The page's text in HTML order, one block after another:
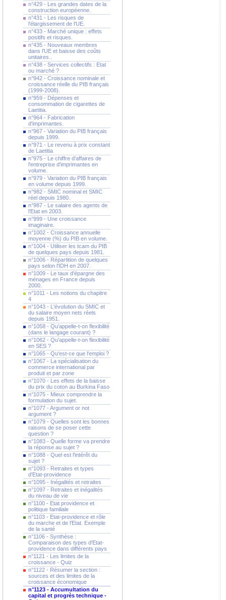
n°429 - Les grandes dates de la
construction européenne.
n°431 - Les risques de
l'élargissement de l'UE.
n°433 - Marché unique : effets
positifs et risques.
n°435 - Nouveaux membres
dans l'UE et baisse des coûts
unitaires..
n°438 - Services collectifs : Etat
ou marché ?
n°942 - Croissance nominale et
croissance réelle du PIB français
(1999-2008).
n°959 - Dépenses et
consommation de cigarettes de
Laetitia.
n°964 - Fabrication
d'imprimantes.
n°967 - Variation du PIB français
depuis 1999.
n°971 - Le revenu à prix constant
de Laetitia
n°975 - Le chiffre d'affaires de
l'entreprise d'imprimantes en
volume.
n°979 - Variation du PIB français
en volume depuis 1999.
n°982 - SMIC nominal et SMIC
réel depuis 1980.
n°987 - Le salaire des agents de
l'Etat en 2003.
n°999 - Une croissance
imaginaire.
n°1002 - Croissance annuelle
moyenne (%) du PIB en volume.
n°1004 - Utiliser les tcam du PIB
de quelques pays depuis 1981.
n°1006 - Répartition de quelques
pays selon l'IDH en 2007.
n°1009 - Le taux d'épargne des
ménages en France depuis
2000.
n°1011 - Les notions du chapitre
4
n°1043 - L'évolution du SMIC et
du salaire moyen nets réels
depuis 1951.
n°1058 - Qu'appelle-t-on flexibilité
(dans le langage courant) ?
n°1062 - Qu'appelle-t-on flexibilité
en SES ?
n°1065 - Qu'est-ce que l'emploi ?
n°1067 - La spécialisation du
commerce international par
produit et par zone
n°1070 - Les effets de la baisse
du prix du coton au Burkina Faso
n°1075 - Mieux comprendre la
formulation du sujet.
n°1077 - Argument or not
argument ?
n°1079 - Quelles sont les bonnes
raisons de se poser cette
question ?
n°1083 - Quelle forme va prendre
la réponse au sujet ?
n°1088 - Quel est l'intérêt du
sujet ?
n°1093 - Retraites et types
d'Etat-providence
n°1095 - Inégalités et retraites
n°1097 - Retraites et inégalités
du niveau de vie
n°1100 - Etat providence et
politique familiale
n°1103 - Etat-providence et rôle
du marche et de l'Etat. Exemple
de la santé
n°1106 - Synthèse :
Comparaison des types d'Etat-
providence dans différents pays
n°1121 - Les limites de la
croissance - Quiz
n°1122 - Résumer la section :
sources et des limites de la
croissance économique
n°1123 - Accumultation du
capital et progrès technique -